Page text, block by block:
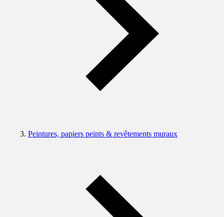
Peintures, papiers peints & revêtements muraux